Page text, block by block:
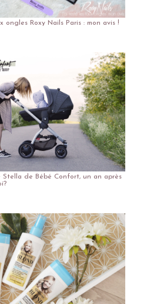
ongles Roxy Nails Paris : mon avis !
Stella de Bébé Confort, un an après